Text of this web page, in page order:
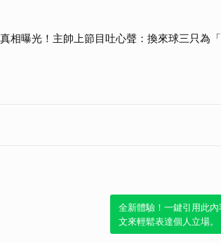
相曝光！主帥上節目吐心聲：換來球三只為
全新體驗！一鍵引用此
文來輕鬆表達個人立場。